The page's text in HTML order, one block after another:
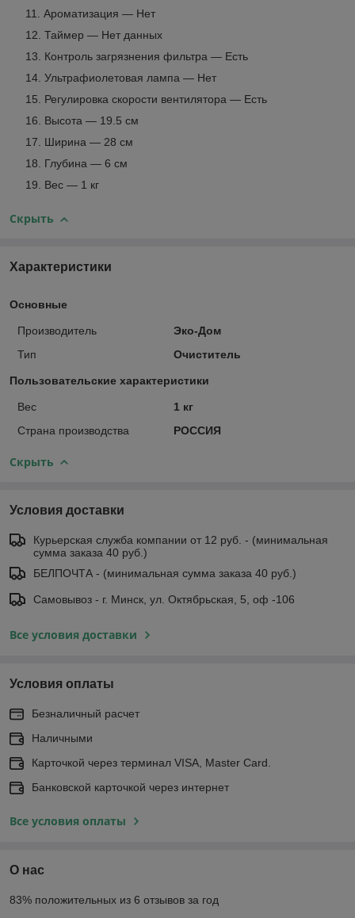
Ароматизация — Нет
Таймер — Нет данных
Контроль загрязнения фильтра — Есть
Ультрафиолетовая лампа — Нет
Регулировка скорости вентилятора — Есть
Высота — 19.5 см
Ширина — 28 см
Глубина — 6 см
Вес — 1 кг
Скрыть
Характеристики
Основные
Производитель
Эко-Дом
Тип
Очиститель
Пользовательские характеристики
Вес
1 кг
Страна производства
РОССИЯ
Скрыть
Условия доставки
Курьерская служба компании от 12 руб. - (минимальная
сумма заказа 40 руб.)
БЕЛПОЧТА - (минимальная сумма заказа 40 руб.)
Самовывоз - г. Минск, ул. Октябрьская, 5, оф -106
Все условия доставки
Условия оплаты
Безналичный расчет
Наличными
Карточкой через терминал VISA, Master Card.
Банковской карточкой через интернет
Все условия оплаты
О нас
83% положительных из 6 отзывов за год